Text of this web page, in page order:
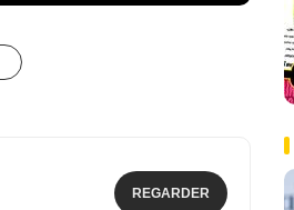
REGARDER